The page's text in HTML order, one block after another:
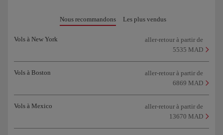
Nous recommandons Les plus vendus
Vols à New York
aller-retour à partir de
5535 MAD
Vols à Boston
aller-retour à partir de
6869 MAD
Vols à Mexico
aller-retour à partir de
13670 MAD